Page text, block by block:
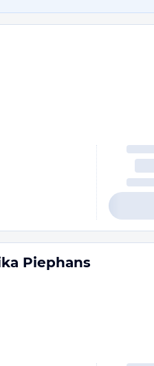
Piephans